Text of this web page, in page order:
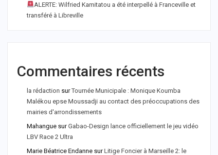
ALERTE: Wilfried Kamitatou a été interpellé à Franceville et
transféré à Libreville
Commentaires récents
la rédaction surTournée Municipale : Monique Koumba
Malékou epse Moussadji au contact des préoccupations des
mairies d'arrondissements
Mahangue surGabao-Design lance officiellement le jeu vidéo
LBV Race 2 Ultra
Marie Béatrice Endanne surLitige Foncier à Marseille 2: le